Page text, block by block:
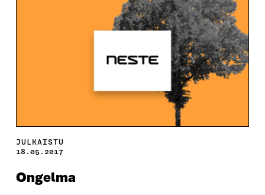
JULKAISTU
18.05.2017
Ongelma